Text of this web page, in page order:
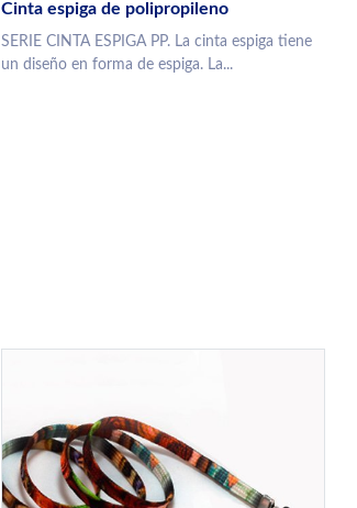
Cinta espiga de polipropileno
SERIE CINTA ESPIGA PP. La cinta espiga tiene
un diseño en forma de espiga. La...